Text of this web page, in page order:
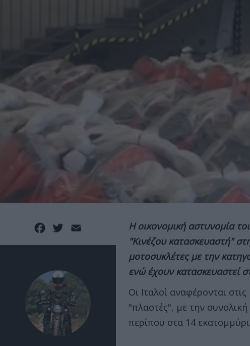
Facebook
Twitter
Η οικονομική αστυνομία
"Κινέζου κατασκευαστή"
μοτοσυκλέτες με την
ενώ έχουν κατασκευαστεί
Οι Ιταλοί αναφέρονται
"πλαστές", με την
περίπου στα 14